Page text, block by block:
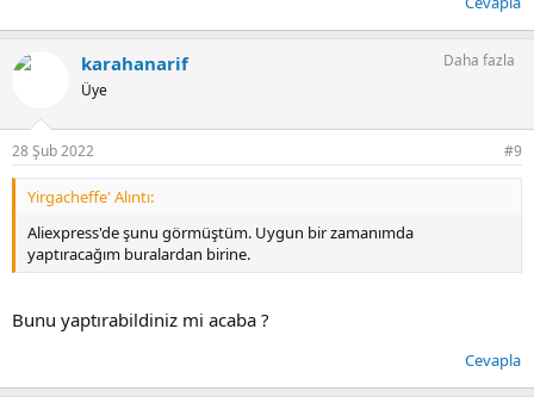
karahanarif
Üye
Daha fazla
28 Şub 2022 #9
Yirgacheffe' Alıntı:
Aliexpress'de şunu görmüştüm. Uygun bir zamanımda
yaptıracağım buralardan birine.
Bunu yaptırabildiniz mi acaba ?
Cevapla